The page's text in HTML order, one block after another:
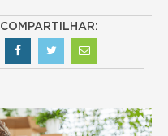
COMPARTILHAR: